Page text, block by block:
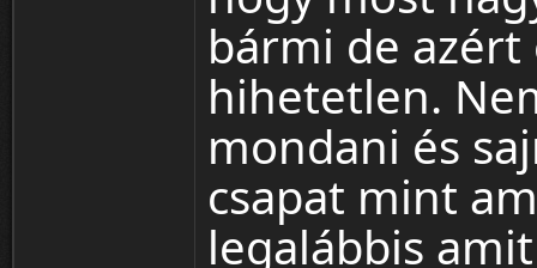
bármi de
hihetetlen.
mondani és
csapat mint
legalábbis